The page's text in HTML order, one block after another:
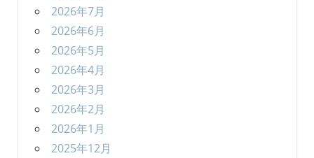
2026年7月
2026年6月
2026年5月
2026年4月
2026年3月
2026年2月
2026年1月
2025年12月